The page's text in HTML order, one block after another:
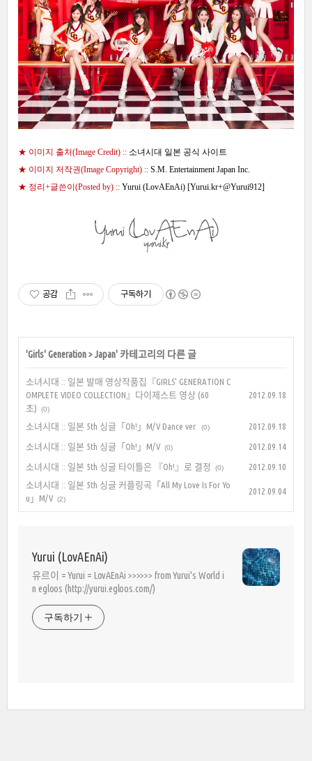
★ 이미지 출처(Image Credit) :: 소녀시대 일본 공식 사이트
★ 이미지 저작권(Image Copyright) :: S.M. Entertainment Japan Inc.
★ 정리+글쓴이(Posted by) :: Yurui (LovAEnAi) [Yurui.kr+@Yurui912]
공감 구독하기
'Girls' Generation>Japan' 카테고리의 다른 글
소녀시대 :: 일본 발매 영상작품집『GIRLS' GENERATION C
OMPLETE VIDEO COLLECTION』다이제스트 영상 (60
초)
(0)
2012.09.18
소녀시대 :: 일본 5th 싱글「Oh!」M/V Dance ver. (0) 2012.09.18
소녀시대 :: 일본 5th 싱글「Oh!」M/V (0) 2012.09.14
소녀시대 :: 일본 5th 싱글 타이틀은 『Oh!』로 결정 (0)
2012.09.10
소녀시대 :: 일본 5th 싱글 커플링곡「All My Love Is For Yo
u」M/V (2)
2012.09.04
Yurui (LovAEnAi)
유르이 = Yurui = LovAEnAi >>>>>> from Yurui's World i
n egloos (http://yurui.egloos.com/)
구독하기